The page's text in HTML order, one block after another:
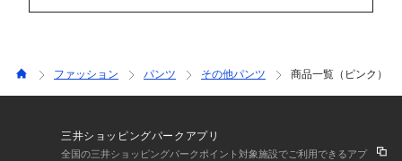
ファッション パンツ その他パンツ 商品一覧（ピンク）
三井ショッピングパークアプリ
全国の三井ショッピングパークポイント対象施設でご利用できるアプ